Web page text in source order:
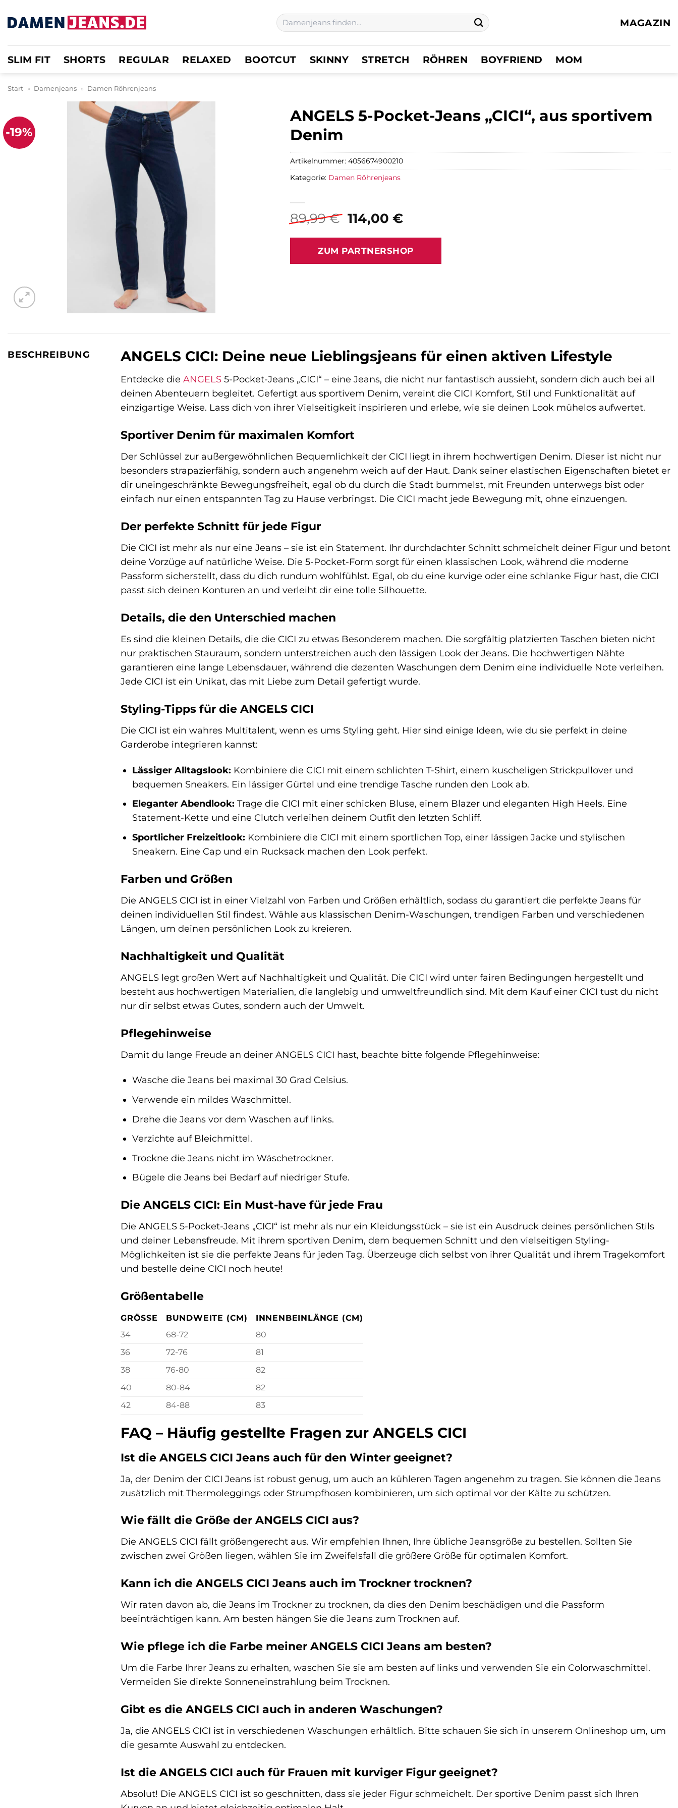
Inhalt
Suchen
nach:
MAGAZIN
SLIM FIT SHORTS REGULAR RELAXED BOOTCUT SKINNY STRETCH RÖHREN BOYFRIEND MOM
Start » Damenjeans » Damen Röhrenjeans
-19%
ANGELS 5-Pocket-Jeans „CICI“, aus sportivem
Denim
89,99€ Ursprünglicher
war:
89,99 €
114,00 €Aktueller
ist:
114,00 €.
ZUM PARTNERSHOP
Artikelnummer: 4056674900210
Kategorie: Damen Röhrenjeans
BESCHREIBUNG ANGELS CICI: Deine neue Lieblingsjeans für einen aktiven Lifestyle
Entdecke die ANGELS 5-Pocket-Jeans „CICI“ – eine Jeans, die nicht nur fantastisch aussieht, sondern dich auch bei all
deinen Abenteuern begleitet. Gefertigt aus sportivem Denim, vereint die CICI Komfort, Stil und Funktionalität auf
einzigartige Weise. Lass dich von ihrer Vielseitigkeit inspirieren und erlebe, wie sie deinen Look mühelos aufwertet.
Sportiver Denim für maximalen Komfort
Der Schlüssel zur außergewöhnlichen Bequemlichkeit der CICI liegt in ihrem hochwertigen Denim. Dieser ist nicht nur
besonders strapazierfähig, sondern auch angenehm weich auf der Haut. Dank seiner elastischen Eigenschaften bietet er
dir uneingeschränkte Bewegungsfreiheit, egal ob du durch die Stadt bummelst, mit Freunden unterwegs bist oder
einfach nur einen entspannten Tag zu Hause verbringst. Die CICI macht jede Bewegung mit, ohne einzuengen.
Der perfekte Schnitt für jede Figur
Die CICI ist mehr als nur eine Jeans – sie ist ein Statement. Ihr durchdachter Schnitt schmeichelt deiner Figur und betont
deine Vorzüge auf natürliche Weise. Die 5-Pocket-Form sorgt für einen klassischen Look, während die moderne
Passform sicherstellt, dass du dich rundum wohlfühlst. Egal, ob du eine kurvige oder eine schlanke Figur hast, die CICI
passt sich deinen Konturen an und verleiht dir eine tolle Silhouette.
Details, die den Unterschied machen
Es sind die kleinen Details, die die CICI zu etwas Besonderem machen. Die sorgfältig platzierten Taschen bieten nicht
nur praktischen Stauraum, sondern unterstreichen auch den lässigen Look der Jeans. Die hochwertigen Nähte
garantieren eine lange Lebensdauer, während die dezenten Waschungen dem Denim eine individuelle Note verleihen.
Jede CICI ist ein Unikat, das mit Liebe zum Detail gefertigt wurde.
Styling-Tipps für die ANGELS CICI
Die CICI ist ein wahres Multitalent, wenn es ums Styling geht. Hier sind einige Ideen, wie du sie perfekt in deine
Garderobe integrieren kannst:
Lässiger Alltagslook: Kombiniere die CICI mit einem schlichten T-Shirt, einem kuscheligen Strickpullover und
bequemen Sneakers. Ein lässiger Gürtel und eine trendige Tasche runden den Look ab.
Eleganter Abendlook: Trage die CICI mit einer schicken Bluse, einem Blazer und eleganten High Heels. Eine
Statement-Kette und eine Clutch verleihen deinem Outfit den letzten Schliff.
Sportlicher Freizeitlook: Kombiniere die CICI mit einem sportlichen Top, einer lässigen Jacke und stylischen
Sneakern. Eine Cap und ein Rucksack machen den Look perfekt.
Farben und Größen
Die ANGELS CICI ist in einer Vielzahl von Farben und Größen erhältlich, sodass du garantiert die perfekte Jeans für
deinen individuellen Stil findest. Wähle aus klassischen Denim-Waschungen, trendigen Farben und verschiedenen
Längen, um deinen persönlichen Look zu kreieren.
Nachhaltigkeit und Qualität
ANGELS legt großen Wert auf Nachhaltigkeit und Qualität. Die CICI wird unter fairen Bedingungen hergestellt und
besteht aus hochwertigen Materialien, die langlebig und umweltfreundlich sind. Mit dem Kauf einer CICI tust du nicht
nur dir selbst etwas Gutes, sondern auch der Umwelt.
Pflegehinweise
Damit du lange Freude an deiner ANGELS CICI hast, beachte bitte folgende Pflegehinweise:
Wasche die Jeans bei maximal 30 Grad Celsius.
Verwende ein mildes Waschmittel.
Drehe die Jeans vor dem Waschen auf links.
Verzichte auf Bleichmittel.
Trockne die Jeans nicht im Wäschetrockner.
Bügele die Jeans bei Bedarf auf niedriger Stufe.
Die ANGELS CICI: Ein Must-have für jede Frau
Die ANGELS 5-Pocket-Jeans „CICI“ ist mehr als nur ein Kleidungsstück – sie ist ein Ausdruck deines persönlichen Stils
und deiner Lebensfreude. Mit ihrem sportiven Denim, dem bequemen Schnitt und den vielseitigen Styling-
Möglichkeiten ist sie die perfekte Jeans für jeden Tag. Überzeuge dich selbst von ihrer Qualität und ihrem Tragekomfort
und bestelle deine CICI noch heute!
Größentabelle
GRÖSSE BUNDWEITE (CM)
INNENBEINLÄNGE (CM)
34
68-72
80
36
72-76
81
38
76-80
82
40
80-84
82
42
84-88 83
FAQ – Häufig gestellte Fragen zur ANGELS CICI
Ist die ANGELS CICI Jeans auch für den Winter geeignet?
Ja, der Denim der CICI Jeans ist robust genug, um auch an kühleren Tagen angenehm zu tragen. Sie können die Jeans
zusätzlich mit Thermoleggings oder Strumpfhosen kombinieren, um sich optimal vor der Kälte zu schützen.
Wie fällt die Größe der ANGELS CICI aus?
Die ANGELS CICI fällt größengerecht aus. Wir empfehlen Ihnen, Ihre übliche Jeansgröße zu bestellen. Sollten Sie
zwischen zwei Größen liegen, wählen Sie im Zweifelsfall die größere Größe für optimalen Komfort.
Kann ich die ANGELS CICI Jeans auch im Trockner trocknen?
Wir raten davon ab, die Jeans im Trockner zu trocknen, da dies den Denim beschädigen und die Passform
beeinträchtigen kann. Am besten hängen Sie die Jeans zum Trocknen auf.
Wie pflege ich die Farbe meiner ANGELS CICI Jeans am besten?
Um die Farbe Ihrer Jeans zu erhalten, waschen Sie sie am besten auf links und verwenden Sie ein Colorwaschmittel.
Vermeiden Sie direkte Sonneneinstrahlung beim Trocknen.
Gibt es die ANGELS CICI auch in anderen Waschungen?
Ja, die ANGELS CICI ist in verschiedenen Waschungen erhältlich. Bitte schauen Sie sich in unserem Onlineshop um, um
die gesamte Auswahl zu entdecken.
Ist die ANGELS CICI auch für Frauen mit kurviger Figur geeignet?
Absolut! Die ANGELS CICI ist so geschnitten, dass sie jeder Figur schmeichelt. Der sportive Denim passt sich Ihren